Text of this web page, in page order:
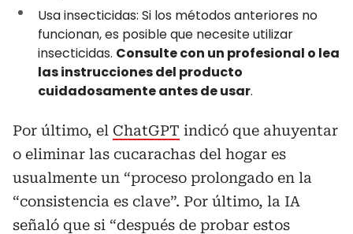
Usa insecticidas: Si los métodos anteriores no
funcionan, es posible que necesite utilizar
insecticidas. Consulte con un profesional o lea
las instrucciones del producto
cuidadosamente antes de usar.
Por último, el ChatGPT indicó que ahuyentar
o eliminar las cucarachas del hogar es
usualmente un “proceso prolongado en la
“consistencia es clave”. Por último, la IA
señaló que si “después de probar estos